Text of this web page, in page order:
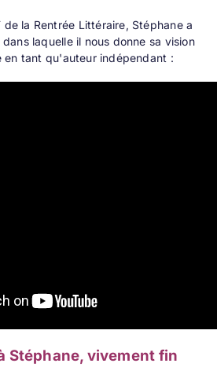
de la Rentrée Littéraire, Stéphane a
laquelle il nous donne sa vision
en tant qu'auteur indépendant :
Stéphane, vivement fin